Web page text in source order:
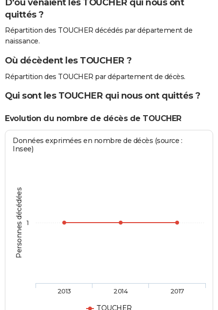
D'où venaient les TOUCHER qui nous ont
quittés ?
Répartition des TOUCHER décédés par département de
naissance.
Où décèdent les TOUCHER ?
Répartition des TOUCHER par département de décès.
Qui sont les TOUCHER qui nous ont quittés ?
Evolution du nombre de décès de TOUCHER
Personnes décédées
Données exprimées en nombre de décès (source :
Insee)
TOUCHER
2013 2014 2017
1